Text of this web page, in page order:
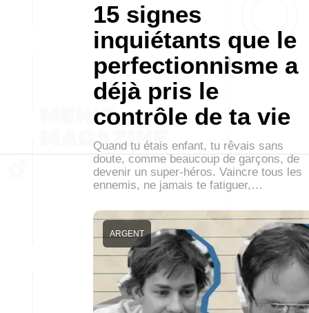
15 signes
inquiétants que le
perfectionnisme a
déjà pris le
contrôle de ta vie
Quand tu étais enfant, tu rêvais sans
doute, comme beaucoup de garçons, de
devenir un super-héros. Vaincre tous les
ennemis, ne jamais te fatiguer,…
ARGENT